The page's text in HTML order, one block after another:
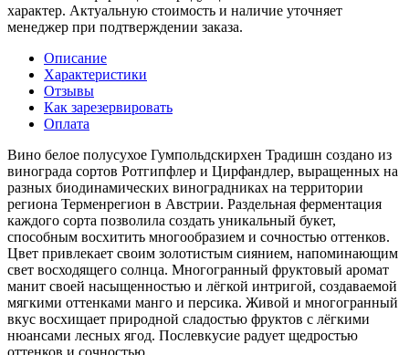
характер. Актуальную стоимость и наличие уточняет
менеджер при подтверждении заказа.
Описание
Характеристики
Отзывы
Как зарезервировать
Оплата
Вино белое полусухое Гумпольдскирхен Традишн создано из
винограда сортов Ротгипфлер и Цирфандлер, выращенных на
разных биодинамических виноградниках на территории
региона Терменрегион в Австрии. Раздельная ферментация
каждого сорта позволила создать уникальный букет,
способным восхитить многообразием и сочностью оттенков.
Цвет привлекает своим золотистым сиянием, напоминающим
свет восходящего солнца. Многогранный фруктовый аромат
манит своей насыщенностью и лёгкой интригой, создаваемой
мягкими оттенками манго и персика. Живой и многогранный
вкус восхищает природной сладостью фруктов с лёгкими
нюансами лесных ягод. Послевкусие радует щедростью
оттенков и сочностью.